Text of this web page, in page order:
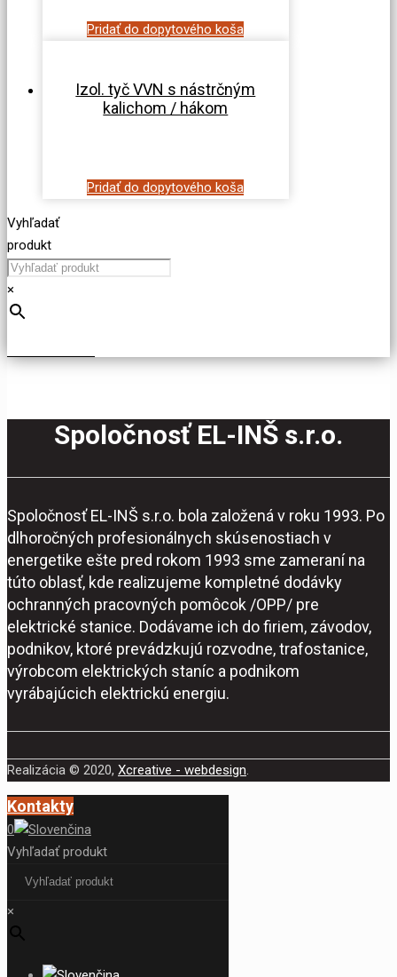
Pridať do dopytového koša
Izol. tyč VVN s nástrčným
kalichom / hákom
Pridať do dopytového koša
Vyhľadať
produkt
×
Spoločnosť EL-INŠ s.r.o.
Spoločnosť EL-INŠ s.r.o. bola založená v roku 1993. Po
dlhoročných profesionálnych skúsenostiach v
energetike ešte pred rokom 1993 sme zameraní na
túto oblasť, kde realizujeme kompletné dodávky
ochranných pracovných pomôcok /OPP/ pre
elektrické stanice. Dodávame ich do firiem, závodov,
podnikov, ktoré prevádzkujú rozvodne, trafostanice,
výrobcom elektrických staníc a podnikom
vyrábajúcich elektrickú energiu.
Realizácia © 2020, Xcreative - webdesign.
Kontakty
0
Vyhľadať produkt
×